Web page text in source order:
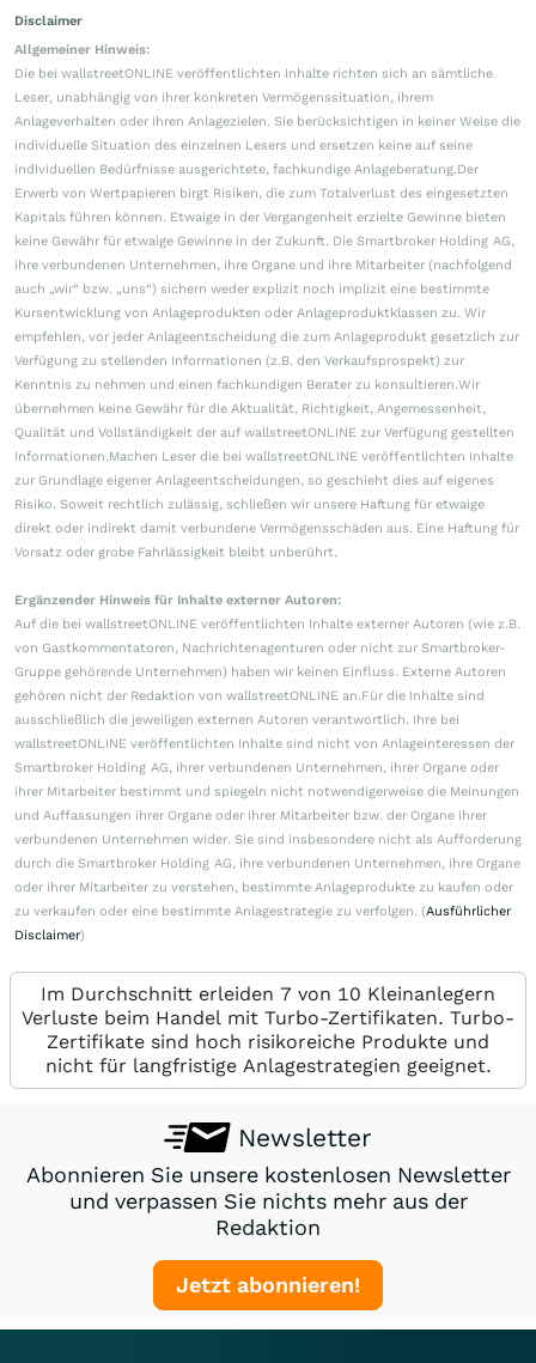
Disclaimer
Allgemeiner Hinweis:
Die bei wallstreetONLINE veröffentlichten Inhalte richten sich an sämtliche
Leser, unabhängig von ihrer konkreten Vermögenssituation, ihrem
Anlageverhalten oder ihren Anlagezielen. Sie berücksichtigen in keiner Weise die
individuelle Situation des einzelnen Lesers und ersetzen keine auf seine
individuellen Bedürfnisse ausgerichtete, fachkundige Anlageberatung.Der
Erwerb von Wertpapieren birgt Risiken, die zum Totalverlust des eingesetzten
Kapitals führen können. Etwaige in der Vergangenheit erzielte Gewinne bieten
keine Gewähr für etwaige Gewinne in der Zukunft. Die Smartbroker Holding AG,
ihre verbundenen Unternehmen, ihre Organe und ihre Mitarbeiter (nachfolgend
auch „wir“ bzw. „uns“) sichern weder explizit noch implizit eine bestimmte
Kursentwicklung von Anlageprodukten oder Anlageproduktklassen zu. Wir
empfehlen, vor jeder Anlageentscheidung die zum Anlageprodukt gesetzlich zur
Verfügung zu stellenden Informationen (z.B. den Verkaufsprospekt) zur
Kenntnis zu nehmen und einen fachkundigen Berater zu konsultieren.Wir
übernehmen keine Gewähr für die Aktualität, Richtigkeit, Angemessenheit,
Qualität und Vollständigkeit der auf wallstreetONLINE zur Verfügung gestellten
Informationen.Machen Leser die bei wallstreetONLINE veröffentlichten Inhalte
zur Grundlage eigener Anlageentscheidungen, so geschieht dies auf eigenes
Risiko. Soweit rechtlich zulässig, schließen wir unsere Haftung für etwaige
direkt oder indirekt damit verbundene Vermögensschäden aus. Eine Haftung für
Vorsatz oder grobe Fahrlässigkeit bleibt unberührt.
Ergänzender Hinweis für Inhalte externer Autoren:
Auf die bei wallstreetONLINE veröffentlichten Inhalte externer Autoren (wie z.B.
von Gastkommentatoren, Nachrichtenagenturen oder nicht zur Smartbroker-
Gruppe gehörende Unternehmen) haben wir keinen Einfluss. Externe Autoren
gehören nicht der Redaktion von wallstreetONLINE an.Für die Inhalte sind
ausschließlich die jeweiligen externen Autoren verantwortlich. Ihre bei
wallstreetONLINE veröffentlichten Inhalte sind nicht von Anlageinteressen der
Smartbroker Holding AG, ihrer verbundenen Unternehmen, ihrer Organe oder
ihrer Mitarbeiter bestimmt und spiegeln nicht notwendigerweise die Meinungen
und Auffassungen ihrer Organe oder ihrer Mitarbeiter bzw. der Organe ihrer
verbundenen Unternehmen wider. Sie sind insbesondere nicht als Aufforderung
durch die Smartbroker Holding AG, ihre verbundenen Unternehmen, ihre Organe
oder ihrer Mitarbeiter zu verstehen, bestimmte Anlageprodukte zu kaufen oder
zu verkaufen oder eine bestimmte Anlagestrategie zu verfolgen. (Ausführlicher
Disclaimer)
Im Durchschnitt erleiden 7 von 10 Kleinanlegern
Verluste beim Handel mit Turbo-Zertifikaten. Turbo-
Zertifikate sind hoch risikoreiche Produkte und
nicht für langfristige Anlagestrategien geeignet.
Newsletter
Abonnieren Sie unsere kostenlosen Newsletter
und verpassen Sie nichts mehr aus der
Redaktion
Jetzt abonnieren!